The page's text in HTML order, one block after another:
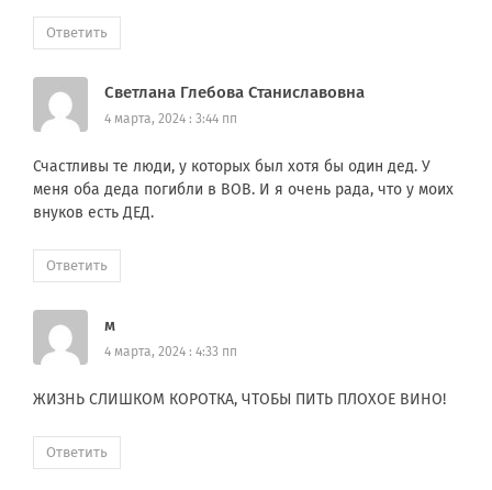
Ответить
Светлана Глебова Станиславовна
4 марта, 2024 : 3:44 пп
Счастливы те люди, у которых был хотя бы один дед. У
меня оба деда погибли в ВОВ. И я очень рада, что у моих
внуков есть ДЕД.
Ответить
м
4 марта, 2024 : 4:33 пп
ЖИЗНЬ СЛИШКОМ КОРОТКА, ЧТОБЫ ПИТЬ ПЛОХОЕ ВИНО!
Ответить